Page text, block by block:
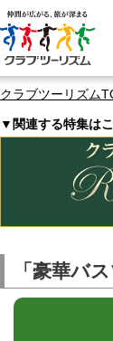
クラブツーリズム
▼関連する特集は
「豪華バ